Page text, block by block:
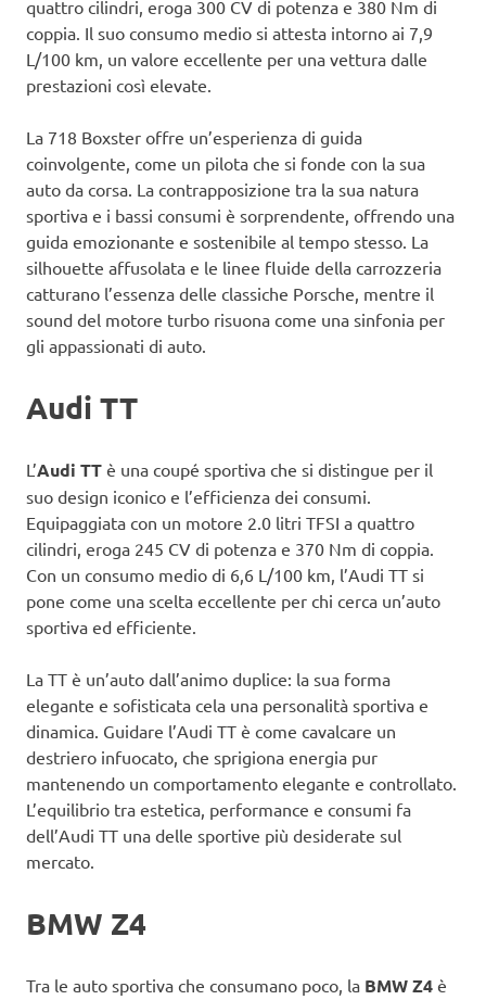
quattro cilindri, eroga 300 CV di potenza e 380 Nm di
coppia. Il suo consumo medio si attesta intorno ai 7,9
L/100 km, un valore eccellente per una vettura dalle
prestazioni così elevate.
La 718 Boxster offre un’esperienza di guida
coinvolgente, come un pilota che si fonde con la sua
auto da corsa. La contrapposizione tra la sua natura
sportiva e i bassi consumi è sorprendente, offrendo una
guida emozionante e sostenibile al tempo stesso. La
silhouette affusolata e le linee fluide della carrozzeria
catturano l’essenza delle classiche Porsche, mentre il
sound del motore turbo risuona come una sinfonia per
gli appassionati di auto.
Audi TT
L’Audi TT è una coupé sportiva che si distingue per il
suo design iconico e l’efficienza dei consumi.
Equipaggiata con un motore 2.0 litri TFSI a quattro
cilindri, eroga 245 CV di potenza e 370 Nm di coppia.
Con un consumo medio di 6,6 L/100 km, l’Audi TT si
pone come una scelta eccellente per chi cerca un’auto
sportiva ed efficiente.
La TT è un’auto dall’animo duplice: la sua forma
elegante e sofisticata cela una personalità sportiva e
dinamica. Guidare l’Audi TT è come cavalcare un
destriero infuocato, che sprigiona energia pur
mantenendo un comportamento elegante e controllato.
L’equilibrio tra estetica, performance e consumi fa
dell’Audi TT una delle sportive più desiderate sul
mercato.
BMW Z4
Tra le auto sportiva che consumano poco, la BMW Z4 è